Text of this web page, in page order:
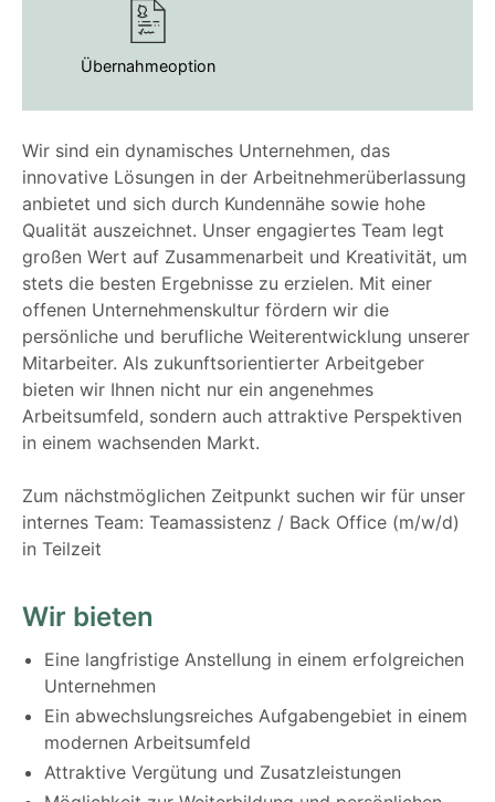
Wir sind ein dynamisches Unternehmen, das
innovative Lösungen in der Arbeitnehmerüberlassung
anbietet und sich durch Kundennähe sowie hohe
Qualität auszeichnet. Unser engagiertes Team legt
großen Wert auf Zusammenarbeit und Kreativität, um
stets die besten Ergebnisse zu erzielen. Mit einer
offenen Unternehmenskultur fördern wir die
persönliche und berufliche Weiterentwicklung unserer
Mitarbeiter. Als zukunftsorientierter Arbeitgeber
bieten wir Ihnen nicht nur ein angenehmes
Arbeitsumfeld, sondern auch attraktive Perspektiven
in einem wachsenden Markt.
Zum nächstmöglichen Zeitpunkt suchen wir für unser
internes Team: Teamassistenz / Back Office (m/w/d)
in Teilzeit
Wir bieten
Eine langfristige Anstellung in einem erfolgreichen
Unternehmen
Ein abwechslungsreiches Aufgabengebiet in einem
modernen Arbeitsumfeld
Attraktive Vergütung und Zusatzleistungen
Übernahmeoption